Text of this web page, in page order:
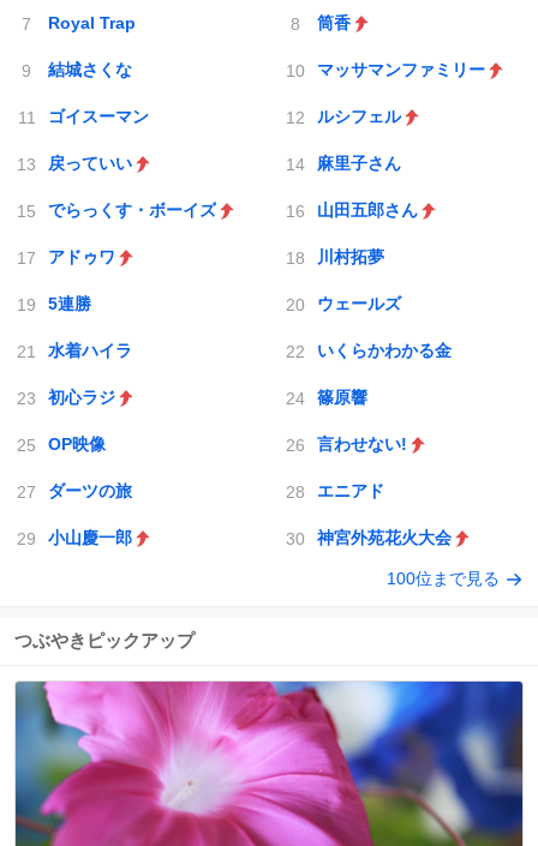
Royal Trap 筒香
結城さくな マッサマンファミリー
ゴイスーマン ルシフェル
戻っていい 麻里子さん
でらっくす・ボーイズ 山田五郎さん
アドゥワ 川村拓夢
5連勝 ウェールズ
水着ハイラ いくらかわかる金
初心ラジ 篠原響
OP映像 言わせない!
ダーツの旅 エニアド
小山慶一郎 神宮外苑花火大会
100位まで見る
つぶやきピックアップ